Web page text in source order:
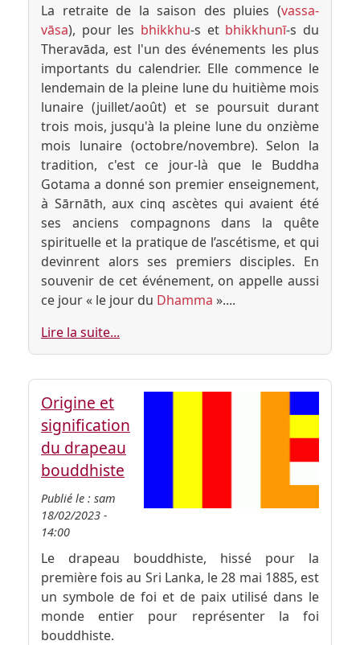
La retraite de la saison des pluies (vassa-
vāsa), pour les bhikkhu-s et bhikkhunī-s du
Theravāda, est l'un des événements les plus
importants du calendrier. Elle commence le
lendemain de la pleine lune du huitième mois
lunaire (juillet/août) et se poursuit durant
trois mois, jusqu'à la pleine lune du onzième
mois lunaire (octobre/novembre). Selon la
tradition, c'est ce jour-là que le Buddha
Gotama a donné son premier enseignement,
à Sārnāth, aux cinq ascètes qui avaient été
ses anciens compagnons dans la quête
spirituelle et la pratique de l’ascétisme, et qui
devinrent alors ses premiers disciples. En
souvenir de cet événement, on appelle aussi
ce jour « le jour du Dhamma »....
Lire la suite...
Origine et
signification
du drapeau
bouddhiste
Publié le : sam
18/02/2023 -
14:00
Le drapeau bouddhiste, hissé pour la
première fois au Sri Lanka, le 28 mai 1885, est
un symbole de foi et de paix utilisé dans le
monde entier pour représenter la foi
bouddhiste.